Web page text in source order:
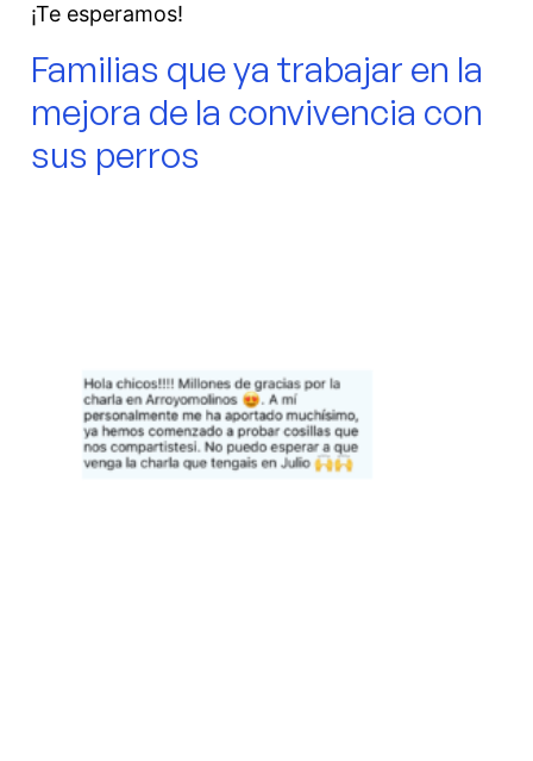
¡Te esperamos!
Familias que ya trabajar en la
mejora de la convivencia con
sus perros